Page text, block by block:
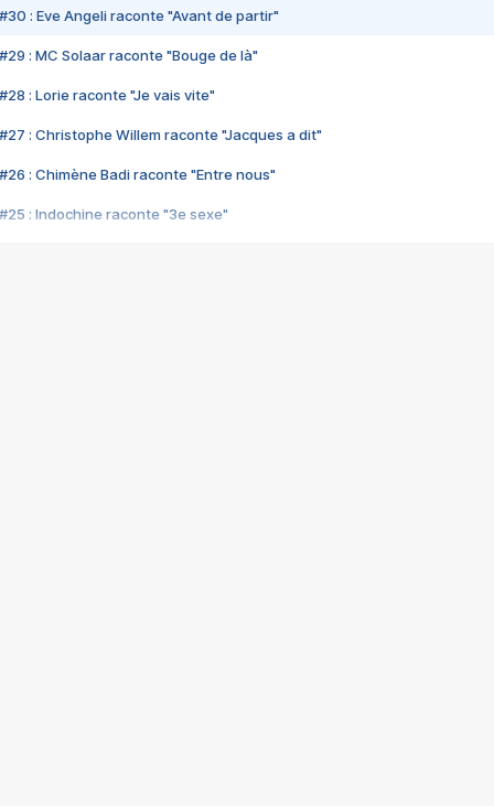
#30 : Eve Angeli raconte "Avant de partir"
#29 : MC Solaar raconte "Bouge de là"
#28 : Lorie raconte "Je vais vite"
#27 : Christophe Willem raconte "Jacques a dit"
#26 : Chimène Badi raconte "Entre nous"
#25 : Indochine raconte "3e sexe"